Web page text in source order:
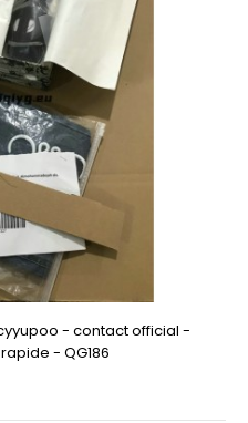
- contact official -
- QG186